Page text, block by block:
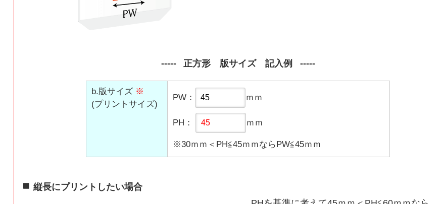
正方形 版サイズ 記入例
b.版サイズ ※
(プリントサイズ)
PW： ｍｍ
PH： ｍｍ
※30ｍｍ＜PH≦45ｍｍならPW≦45ｍｍ
縦長にプリントしたい場合